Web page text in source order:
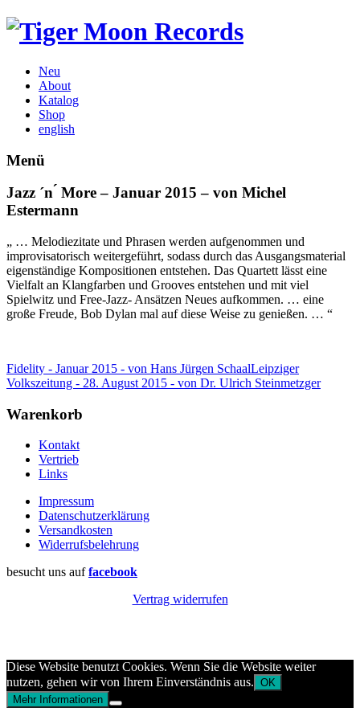
Neu
About
Katalog
Shop
english
Menü
Jazz ´n ́ More – Januar 2015 – von Michel
Estermann
„ … Melodiezitate und Phrasen werden aufgenommen und
improvisatorisch weitergeführt, sodass durch das Ausgangsmaterial
eigenständige Kompositionen entstehen. Das Quartett lässt eine
Vielfalt an Klangfarben und Grooves entstehen und mit viel
Spielwitz und Free-Jazz- Ansätzen Neues aufkommen. … eine
große Freude, Bob Dylan mal auf diese Weise zu genießen. … “
Fidelity - Januar 2015 - von Hans Jürgen SchaalLeipziger
Volkszeitung - 28. August 2015 - von Dr. Ulrich Steinmetzger
Warenkorb
Kontakt
Vertrieb
Links
Impressum
Datenschutzerklärung
Versandkosten
Widerrufsbelehrung
besucht uns auffacebook
Vertrag widerrufen
Diese Website benutzt Cookies. Wenn Sie die Website weiter
nutzen, gehen wir von Ihrem Einverständnis aus. OK
Mehr Informationen